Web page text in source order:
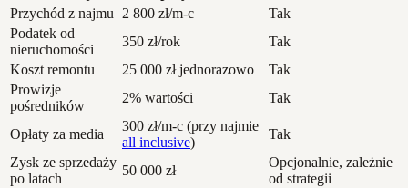
Przychód z najmu
2 800 zł/m-c
Tak
Podatek od
nieruchomości
350 zł/rok
Tak
Koszt remontu
25 000 zł jednorazowo
Tak
Prowizje
pośredników
2% wartości Tak
Opłaty za media
300 zł/m-c (przy najmie
all inclusive)
Tak
Zysk ze sprzedaży
po latach
50 000 zł
Opcjonalnie, zależnie
od strategii